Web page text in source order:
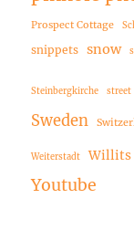
Prospect Cottage
snippets snow
Steinbergkirche street
Sweden
Weiterstadt Willits
Youtube